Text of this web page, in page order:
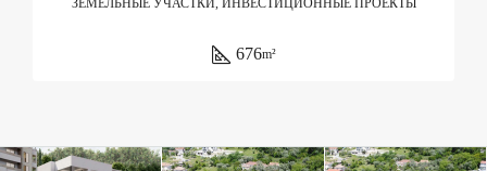
ЗЕМЕЛЬНЫЕ УЧАСТКИ, ИНВЕСТИЦИОННЫЕ ПРОЕКТЫ
676m²